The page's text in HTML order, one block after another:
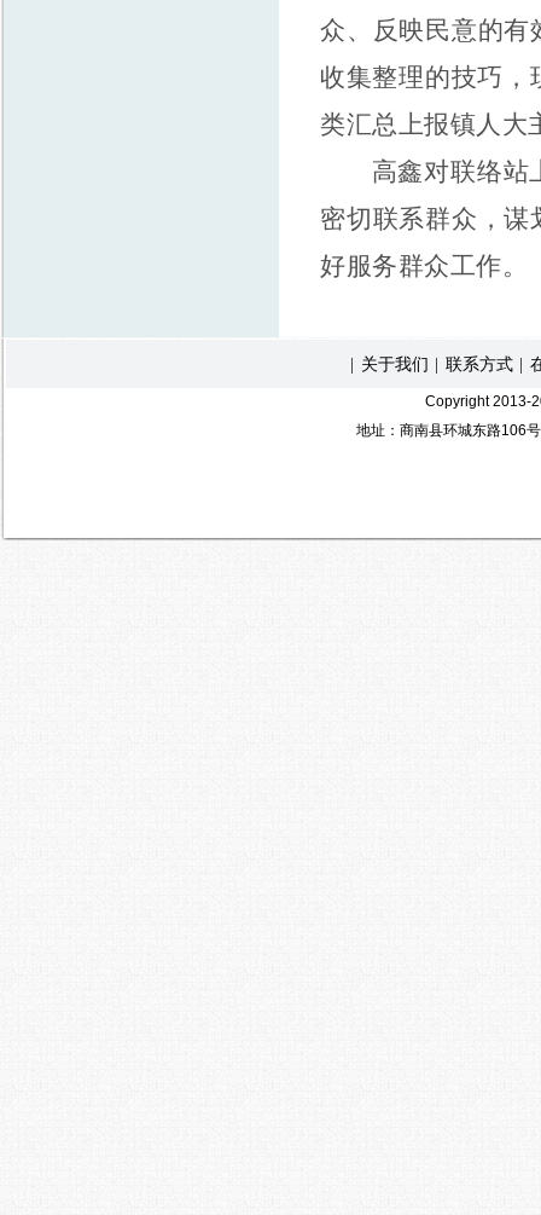
众、反映民意的有
收集整理的技巧，
类汇总上报镇人大
高鑫对联络站
密切联系群众，谋
好服务群众工作。
关于我们 联系方式
Copyright 2013-
地址：商南县环城东路106